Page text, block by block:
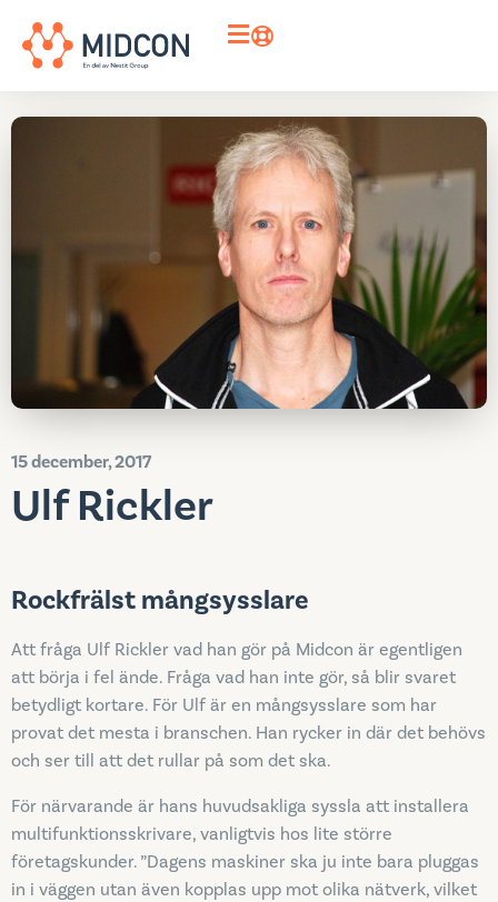
15 december, 2017
Ulf Rickler
Rockfrälst mångsysslare
Att fråga Ulf Rickler vad han gör på Midcon är egentligen
att börja i fel ände. Fråga vad han inte gör, så blir svaret
betydligt kortare. För Ulf är en mångsysslare som har
provat det mesta i branschen. Han rycker in där det behövs
och ser till att det rullar på som det ska.
För närvarande är hans huvudsakliga syssla att installera
multifunktionsskrivare, vanligtvis hos lite större
företagskunder. ”Dagens maskiner ska ju inte bara pluggas
in i väggen utan även kopplas upp mot olika nätverk, vilket